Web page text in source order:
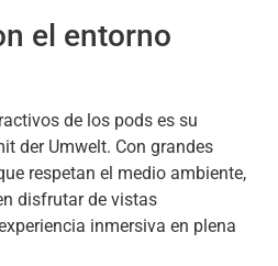
el entorno
de los pods es su
der Umwelt. Con grandes
respetan el medio ambiente,
disfrutar de vistas
inmersiva en plena